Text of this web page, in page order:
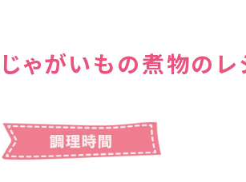
じゃがいもの煮物のレ